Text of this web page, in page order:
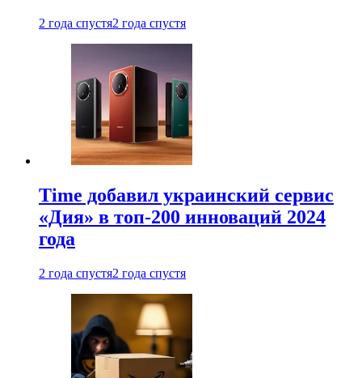
2 года спустя2 года спустя
Time добавил украинский сервис
«Дия» в топ-200 инноваций 2024
года
2 года спустя2 года спустя